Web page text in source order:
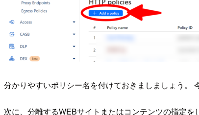
分かりやすいポリシー名を付けておきましましょう。
次に、分離するWEBサイトまたはコンテンツの指定を